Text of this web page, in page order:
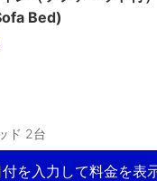
Bed)
ド 2台
付を入力して料金を表